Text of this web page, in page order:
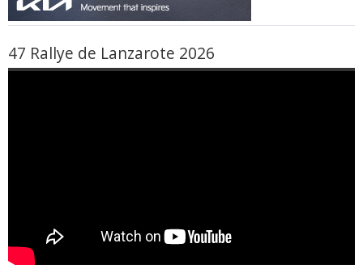
47 Rallye de Lanzarote 2026